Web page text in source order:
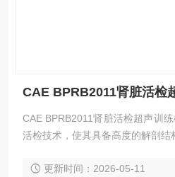
CAE BPRB2011肾脏活检
CAE BPRB2011肾脏活检超声训
活检技术，使其具备高度的解剖结
更新时间：2026-05-11